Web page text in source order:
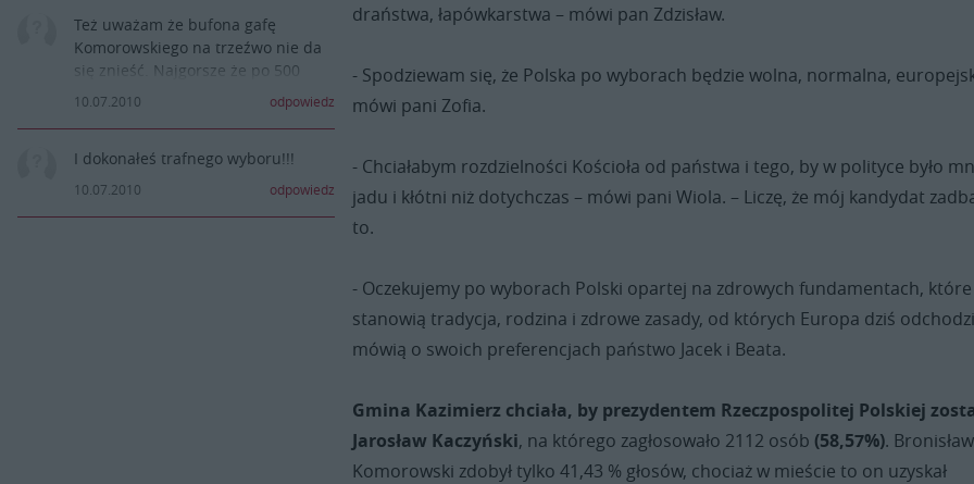
Też uważam że bufona gafę
Komorowskiego na trzeźwo nie da
się znieść. Najgorsze że po 500
dniach grozi to nałogiem i
poważnym zwiększeniem pijanych
10.07.2010 odpowiedz
I dokonałeś trafnego wyboru!!!
10.07.2010 odpowiedz
draństwa, łapówkarstwa – mówi pan Zdzisław.
- Spodziewam się, że Polska po wyborach będzie wolna, normalna,
mówi pani Zofia.
- Chciałabym rozdzielności Kościoła od państwa i tego, by w polityce było
jadu i kłótni niż dotychczas – mówi pani Wiola. – Liczę, że mój kandydat
to.
- Oczekujemy po wyborach Polski opartej na zdrowych fundamentach, które
stanowią tradycja, rodzina i zdrowe zasady, od których Europa dziś
mówią o swoich preferencjach państwo Jacek i Beata.
Gmina Kazimierz chciała, by prezydentem Rzeczpospolitej Polskiej
Jarosław Kaczyński, na którego zagłosowało 2112 osób (58,57%). Bronisław
Komorowski zdobył tylko 41,43 % głosów, chociaż w mieście to on uzyskał